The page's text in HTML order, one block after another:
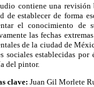
contiene una
de establecer de forma
el conocimiento
las fechas
de la ciudad de
sociales establecidas
del pintor.
clave: Juan Gil Morlete